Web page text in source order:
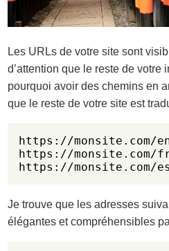
Les URLs de votre site sont
d’attention que le reste de votre
pourquoi avoir des chemins en
que le reste de votre site est
https://monsite.com/
https://monsite.com/
Je trouve que les adresses
élégantes et compréhensibles